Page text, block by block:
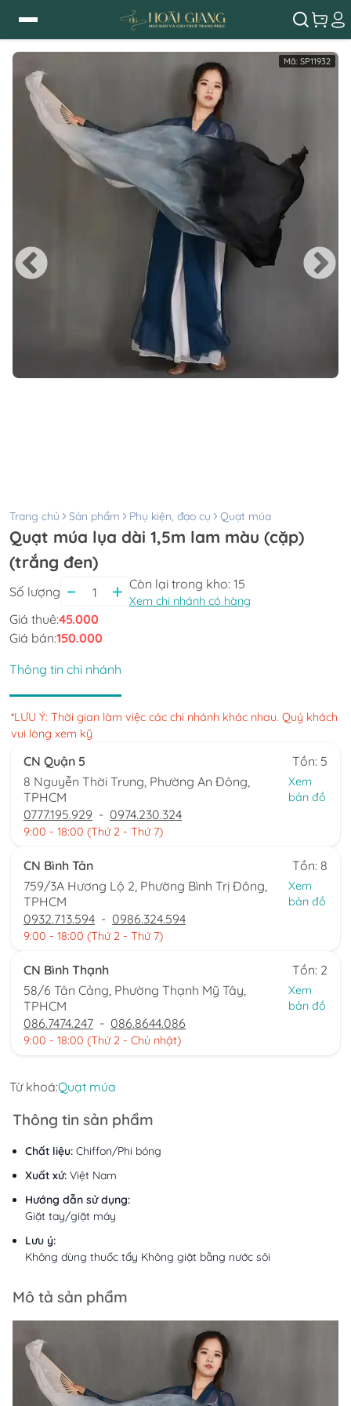
Mã: SP11932
Trang chủ Sản phẩm Phụ kiện, đạo cụ Quạt múa
Quạt múa lụa dài 1,5m lam màu (cặp)
(trắng đen)
Số lượng
Còn lại trong kho: 15
Xem chi nhánh có hàng
Giá thuê:45.000
Giá bán:150.000
Thông tin chi nhánh
*LƯU Ý: Thời gian làm việc các chi nhánh khác nhau. Quý khách
vui lòng xem kỹ
CN Quận 5
Tồn: 5
8 Nguyễn Thời Trung, Phường An Đông,
TPHCM
Xem
bản đồ
0777.195.929 - 0974.230.324
9:00 - 18:00 (Thứ 2 - Thứ 7)
CN Bình Tân
Tồn: 8
759/3A Hương Lộ 2, Phường Bình Trị Đông,
TPHCM
Xem
bản đồ
0932.713.594 - 0986.324.594
9:00 - 18:00 (Thứ 2 - Thứ 7)
CN Bình Thạnh
Tồn: 2
58/6 Tân Cảng, Phường Thạnh Mỹ Tây,
TPHCM
Xem
bản đồ
086.7474.247 - 086.8644.086
9:00 - 18:00 (Thứ 2 - Chủ nhật)
Từ khoá:Quạt múa
Thông tin sản phẩm
Chất liệu: Chiffon/Phi bóng
Xuất xứ: Việt Nam
Hướng dẫn sử dụng:
Giặt tay/giặt máy
Lưu ý:
Không dùng thuốc tẩy Không giặt bằng nước sôi
Mô tả sản phẩm